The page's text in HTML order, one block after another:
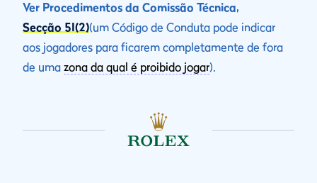
Ver Procedimentos da Comissão Técnica,
Secção 5I(2)(um Código de Conduta pode indicar
aos jogadores para ficarem completamente de fora
de uma zona da qual é proibido jogar).